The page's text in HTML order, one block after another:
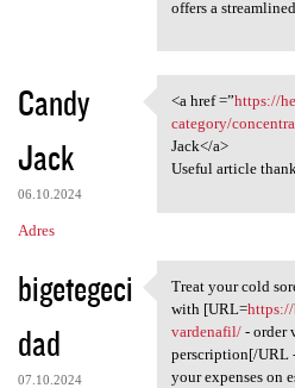
offers a
Candy
Jack
06.10.2024
Adres
<a href
<a href =”https://
category/
Jack</a>
Useful article
bigetegeci
dad
07.10.2024
Treat your cold
Treat your cold
with [URL=https://
vardenafil/- order
perscription[/URL
your expenses on